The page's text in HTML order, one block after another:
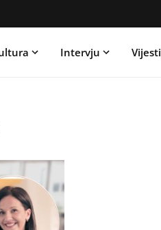
Intervju Vijesti